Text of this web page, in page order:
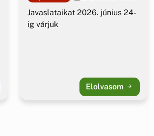
Javaslataikat 2026. június 24-
ig várjuk
Elolvasom